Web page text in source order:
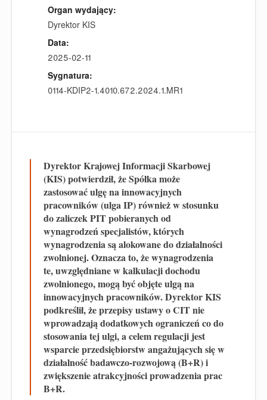
Organ wydający:
Dyrektor KIS
Data:
2025-02-11
Sygnatura:
0114-KDIP2-1.4010.672.2024.1.MR1
Dyrektor Krajowej Informacji Skarbowej
(KIS) potwierdził, że Spółka może
zastosować ulgę na innowacyjnych
pracowników (ulga IP) również w stosunku
do zaliczek PIT pobieranych od
wynagrodzeń specjalistów, których
wynagrodzenia są alokowane do działalności
zwolnionej. Oznacza to, że wynagrodzenia
te, uwzględniane w kalkulacji dochodu
zwolnionego, mogą być objęte ulgą na
innowacyjnych pracowników. Dyrektor KIS
podkreślił, że przepisy ustawy o CIT nie
wprowadzają dodatkowych ograniczeń co do
stosowania tej ulgi, a celem regulacji jest
wsparcie przedsiębiorstw angażujących się w
działalność badawczo-rozwojową (B+R) i
zwiększenie atrakcyjności prowadzenia prac
B+R.